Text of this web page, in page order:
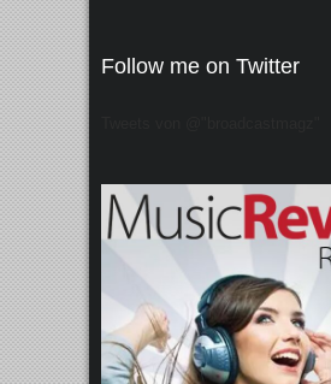
Follow me on Twitter